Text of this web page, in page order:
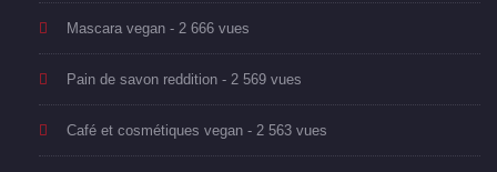
Mascara vegan - 2 666 vues
Pain de savon reddition - 2 569 vues
Café et cosmétiques vegan - 2 563 vues